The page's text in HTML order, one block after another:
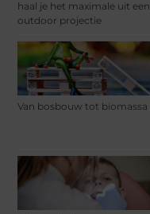
haal je het maximale uit een
outdoor projectie
Van bosbouw tot biomassa